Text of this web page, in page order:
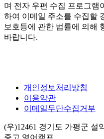
며 전자 우편 수집 프로그램
하여 이메일 주소를 수집할
보호등에 관한 법률에 의해
바랍니다.
개인정보처리방침
이용약관
이메일무단수집거부
(우)12461 경기도 가평군 설
중고 영어캠프